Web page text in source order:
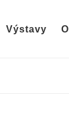
Výstavy